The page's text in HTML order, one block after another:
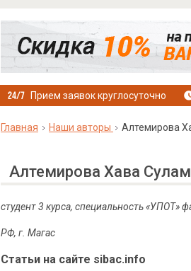
Прием заявок круглосуточно
Главная Наши авторы Алтемирова
Алтемирова Хава
студент 3 курса, специальность «УПОТ»
РФ, г. Магас
Статьи на сайте sibac.info